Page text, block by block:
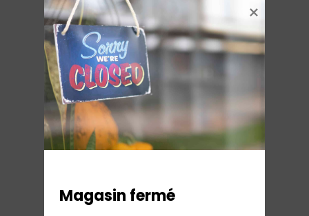
Broyeur robot café delonghi Ecam22
Sur commande 99,43 € TTC
Ajouter au panier
Magasin fermé